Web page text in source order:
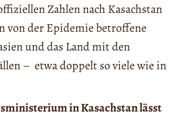
Zahlen nach Kasachstan
von der Epidemie betroffene
und das Land mit den
– etwa doppelt so viele wie in
in Kasachstan lässt